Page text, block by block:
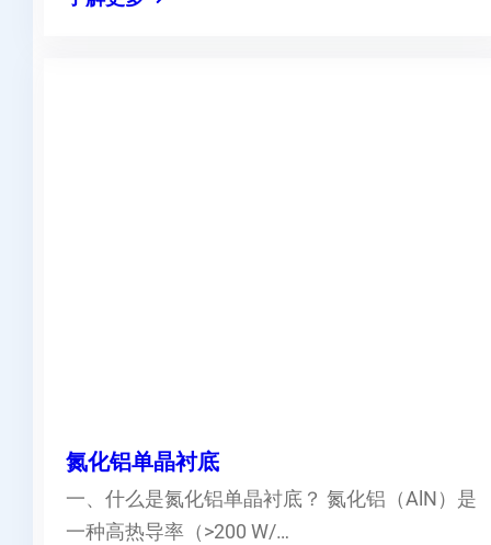
氮化铝单晶衬底
一、什么是氮化铝单晶衬底？ 氮化铝（AlN）是
一种高热导率（>200 W/…